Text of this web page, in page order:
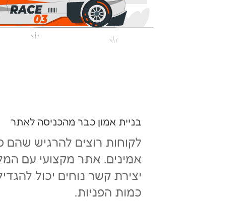
בניית אמון כבר מהכניסה לאתר
לקוחות רוצים להרגיש שהם
אמינים. אתר מקצועי עם
יצירת קשר נוחים יכול
כמות הפניות.